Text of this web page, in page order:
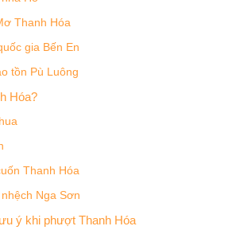
Thanh Hóa
gia Bến En
tồn Pù Luông
Hóa?
Thanh Hóa
Nga Sơn
ý khi phượt Thanh Hóa